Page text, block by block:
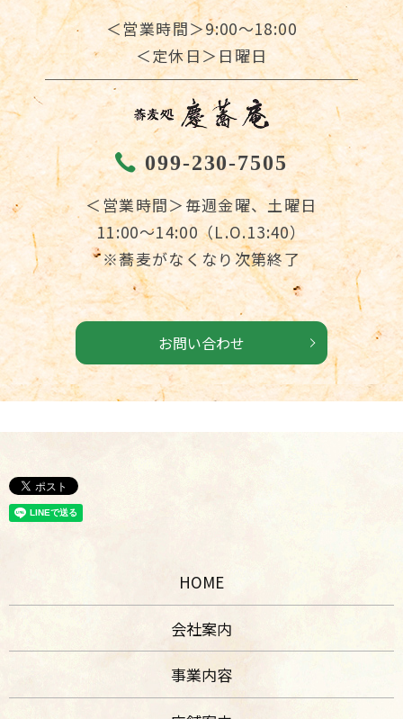
＜営業時間＞9:00～18:00
＜定休日＞日曜日
099-230-7505
＜営業時間＞毎週金曜、土曜日
11:00～14:00（L.O.13:40）
※蕎麦がなくなり次第終了
お問い合わせ
HOME
会社案内
事業内容